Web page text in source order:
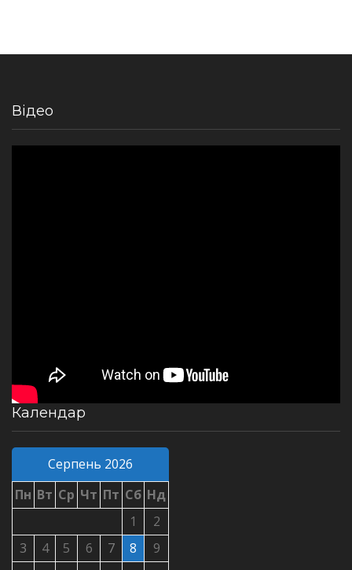
Відео
Календар
Серпень 2026
Пн Вт Ср Чт Пт Сб Нд
1
2
3
4 5 6 7 8
9